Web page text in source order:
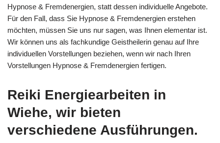
Hypnose & Fremdenergien, statt dessen individuelle Angebote.
Für den Fall, dass Sie Hypnose & Fremdenergien erstehen
möchten, müssen Sie uns nur sagen, was Ihnen elementar ist.
Wir können uns als fachkundige Geistheilerin genau auf Ihre
individuellen Vorstellungen beziehen, wenn wir nach Ihren
Vorstellungen Hypnose & Fremdenergien fertigen.
Reiki Energiearbeiten in
Wiehe, wir bieten
verschiedene Ausführungen.